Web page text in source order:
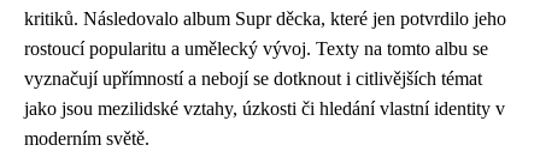
kritiků. Následovalo album Supr děcka, které jen potvrdilo jeho
rostoucí popularitu a umělecký vývoj. Texty na tomto albu se
vyznačují upřímností a nebojí se dotknout i citlivějších témat
jako jsou mezilidské vztahy, úzkosti či hledání vlastní identity v
moderním světě.